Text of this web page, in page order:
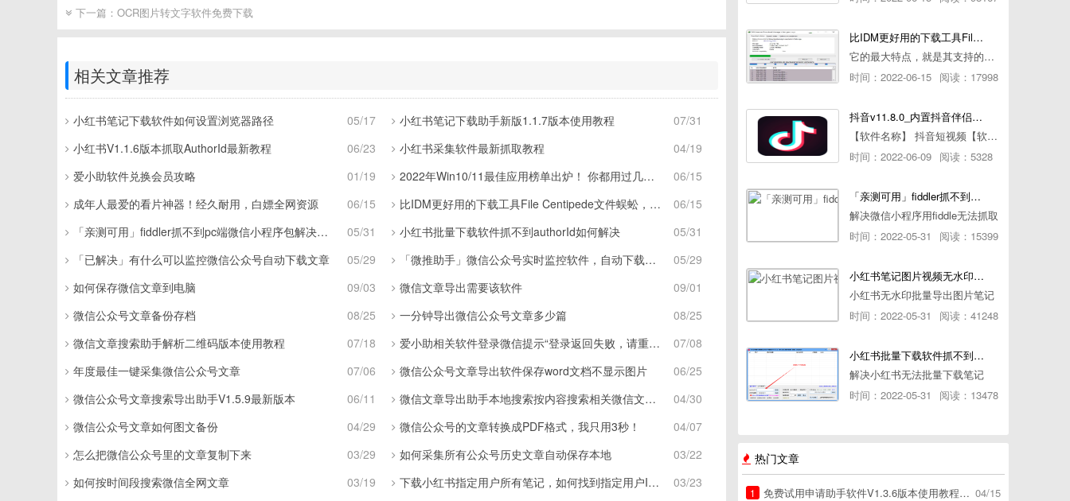
下一篇： OCR图片转文字软件免费下载
相关文章推荐
05/17
小红书笔记下载软件如何设置浏览器路径 07/31
小红书笔记下载助手新版1.1.7版本使用教程
06/23
小红书V1.1.6版本抓取AuthorId最新教程 04/19
小红书采集软件最新抓取教程
01/19
爱小助软件兑换会员攻略 06/15
2022年Win10/11最佳应用榜单出炉！ 你都用过几个？
06/15
成年人最爱的看片神器！经久耐用，白嫖全网资源 06/15
比IDM更好用的下载工具File Centipede文件蜈蚣，秒杀迅雷，直接飞起！
05/31
「亲测可用」fiddler抓不到pc端微信小程序包解决方案 05/31
小红书批量下载软件抓不到authorId如何解决
05/29
「已解决」有什么可以监控微信公众号自动下载文章 05/29
「微推助手」微信公众号实时监控软件，自动下载文章为pdf和word
09/03
如何保存微信文章到电脑 09/01
微信文章导出需要该软件
08/25
微信公众号文章备份存档 08/25
一分钟导出微信公众号文章多少篇
07/18
微信文章搜索助手解析二维码版本使用教程 07/08
爱小助相关软件登录微信提示“登录返回失败，请重试”
07/06
年度最佳一键采集微信公众号文章 06/25
微信公众号文章导出软件保存word文档不显示图片
06/11
微信公众号文章搜索导出助手V1.5.9最新版本 04/30
微信文章导出助手本地搜索按内容搜索相关微信文章说明
04/29
微信公众号文章如何图文备份 04/07
微信公众号的文章转换成PDF格式，我只用3秒！
03/29
怎么把微信公众号里的文章复制下来 03/22
如何采集所有公众号历史文章自动保存本地
03/19
如何按时间段搜索微信全网文章 03/23
下载小红书指定用户所有笔记，如何找到指定用户ID号
比IDM更好用的下载工具File Centipede文件蜈蚣-秒杀迅雷-直接飞起！
它的最大特点，就是其支持的下载协议几乎是市面上最全面的，包括HTTP/FTP、BT种子、磁力链接，m3u8流任务（AES-128解密）。
时间：2022-06-15 阅读：17998
抖音v11.8.0_内置抖音伴侣/视频去水印
【软件名称】 抖音短视频【软件版本】 11.8.0【软件大小】 83.74M【是否Root】不需要【测试机型】PCML10 [oppo Reno Ace]【文字介绍】 抖音短视频app是一款很有意思娱
时间：2022-06-09 阅读：5328
「亲测可用」fiddler抓不到pc端微信小程序包解决方案
解决微信小程序用fiddle无法抓取
时间：2022-05-31
阅读：15399
小红书笔记图片视频无水印批量下载软件使用教程
小红书无水印批量导出图片笔记
时间：2022-05-31
阅读：41248
小红书批量下载软件抓不到authorId如何解决
解决小红书无法批量下载笔记
时间：2022-05-31
阅读：13478
热门文章
04/15
1
免费试用申请助手软件V1.3.6版本使用教程，免费领空调冰箱，附下载地址